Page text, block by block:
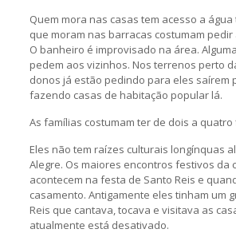
Quem mora nas casas tem acesso a
que moram nas barracas costumam
O banheiro é improvisado na área.
pedem aos vizinhos. Nos terrenos perto
donos já estão pedindo para eles saírem
fazendo casas de habitação popular lá.
As famílias costumam ter de dois a quatro
Eles não tem raízes culturais longínquas
Alegre. Os maiores encontros festivos da
acontecem na festa de Santo Reis e
casamento. Antigamente eles tinham um
Reis que cantava, tocava e visitava as
atualmente está desativado.